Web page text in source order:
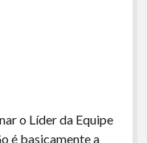
o Líder da Equipe
é basicamente a